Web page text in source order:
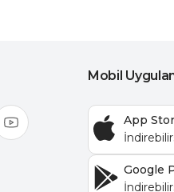
Mobil
App
Google